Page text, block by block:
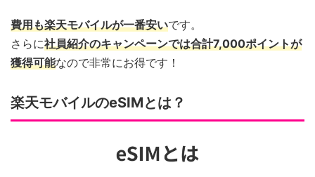
費用も楽天モバイルが一番安いです。
さらに社員紹介のキャンペーンでは合計7,000ポイントが
獲得可能なので非常にお得です！
楽天モバイルのeSIMとは？